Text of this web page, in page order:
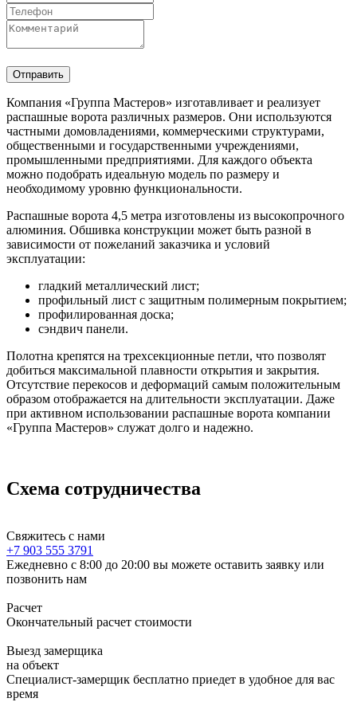
Компания «Группа Мастеров» изготавливает и реализует
распашные ворота различных размеров. Они используются
частными домовладениями, коммерческими структурами,
общественными и государственными учреждениями,
промышленными предприятиями. Для каждого объекта
можно подобрать идеальную модель по размеру и
необходимому уровню функциональности.
Распашные ворота 4,5 метра изготовлены из высокопрочного
алюминия. Обшивка конструкции может быть разной в
зависимости от пожеланий заказчика и условий
эксплуатации:
гладкий металлический лист;
профильный лист с защитным полимерным покрытием;
профилированная доска;
сэндвич панели.
Полотна крепятся на трехсекционные петли, что позволят
добиться максимальной плавности открытия и закрытия.
Отсутствие перекосов и деформаций самым положительным
образом отображается на длительности эксплуатации. Даже
при активном использовании распашные ворота компании
«Группа Мастеров» служат долго и надежно.
Схема сотрудничества
Свяжитесь с нами
+7 903 555 3791
Ежедневно с 8:00 до 20:00 вы можете оставить заявку или
позвонить нам
Расчет
Окончательный расчет стоимости
Выезд замерщика
на объект
Специалист-замерщик бесплатно приедет в удобное для вас
время